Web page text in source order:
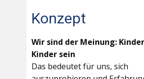
Konzept
Wir sind der Meinung:
Kinder sein
Das bedeutet für uns, sich